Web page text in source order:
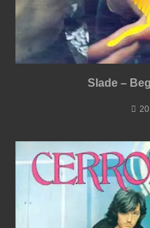
Slade –